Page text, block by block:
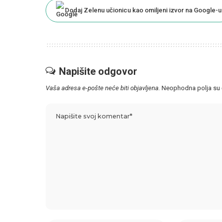
Dodaj Zelenu učionicu kao omiljeni izvor na Google-u
Napišite odgovor
Vaša adresa e-pošte neće biti objavljena. Neophodna polja su